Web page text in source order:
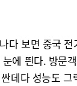
다 보면 중국
에 띈다. 방문
데다 성능도